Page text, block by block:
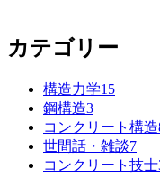
カテゴリー
構造力学15
鋼構造3
コンクリート構造
世間話・雑談7
コンクリート技士